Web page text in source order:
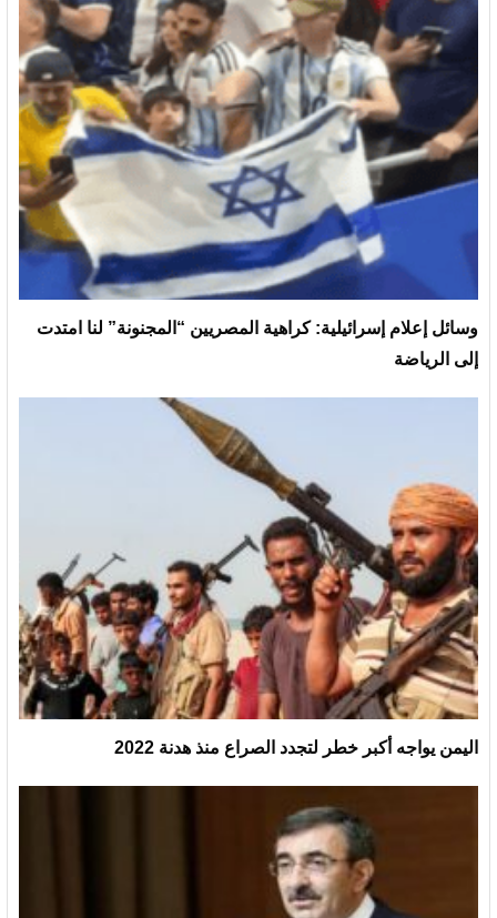
وسائل إعلام إسرائيلية: كراهية المصريين “المجنونة” لنا امتدت
إلى الرياضة
اليمن يواجه أكبر خطر لتجدد الصراع منذ هدنة 2022